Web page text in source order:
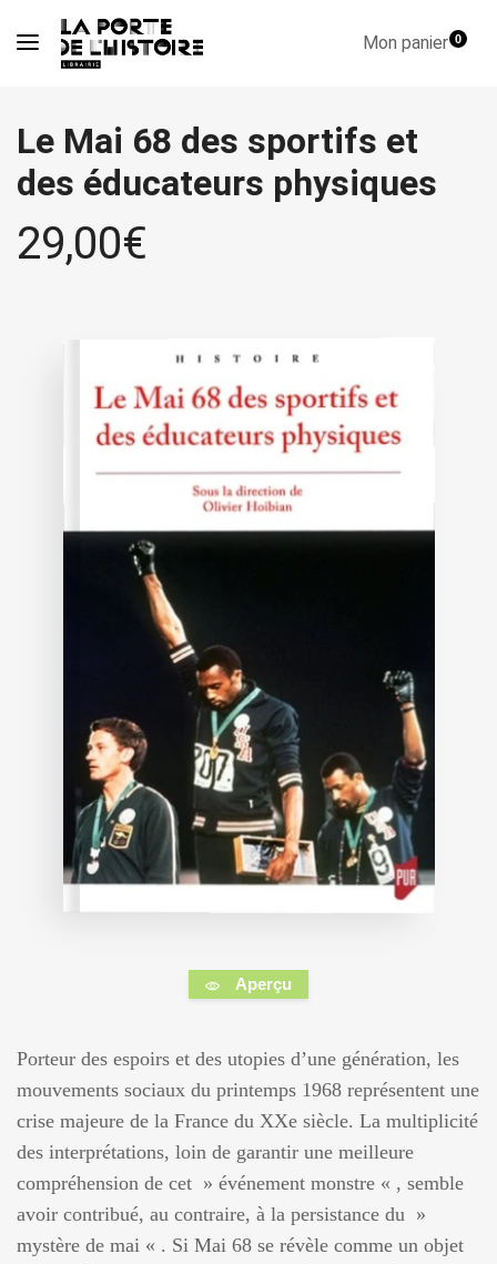
Mon panier0
Le Mai 68 des sportifs et
des éducateurs physiques
29,00€
Aperçu
Porteur des espoirs et des utopies d’une génération, les
mouvements sociaux du printemps 1968 représentent une
crise majeure de la France du XXe siècle. La multiplicité
des interprétations, loin de garantir une meilleure
compréhension de cet » événement monstre « , semble
avoir contribué, au contraire, à la persistance du »
mystère de mai « . Si Mai 68 se révèle comme un objet